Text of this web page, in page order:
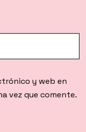
y web en
vez que comente.